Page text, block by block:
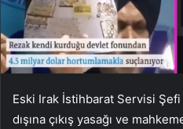
Eski Irak İstihbarat Servisi
dışına çıkış yasağı ve